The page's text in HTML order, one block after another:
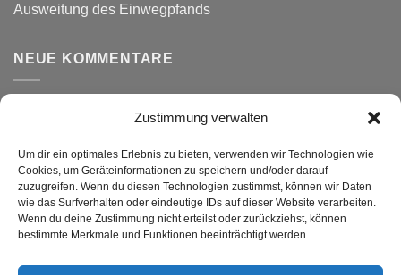
Zustimmung verwalten
Um dir ein optimales Erlebnis zu bieten, verwenden wir Technologien wie
Cookies, um Geräteinformationen zu speichern und/oder darauf
zuzugreifen. Wenn du diesen Technologien zustimmst, können wir Daten
wie das Surfverhalten oder eindeutige IDs auf dieser Website verarbeiten.
Wenn du deine Zustimmung nicht erteilst oder zurückziehst, können
bestimmte Merkmale und Funktionen beeinträchtigt werden.
Ausweitung des Einwegpfands
NEUE KOMMENTARE